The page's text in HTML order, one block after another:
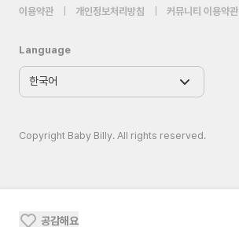
공감해요
이용약관 개인정보처리방침 커뮤니티 이용약관
Language
Copyright Baby Billy. All rights reserved.